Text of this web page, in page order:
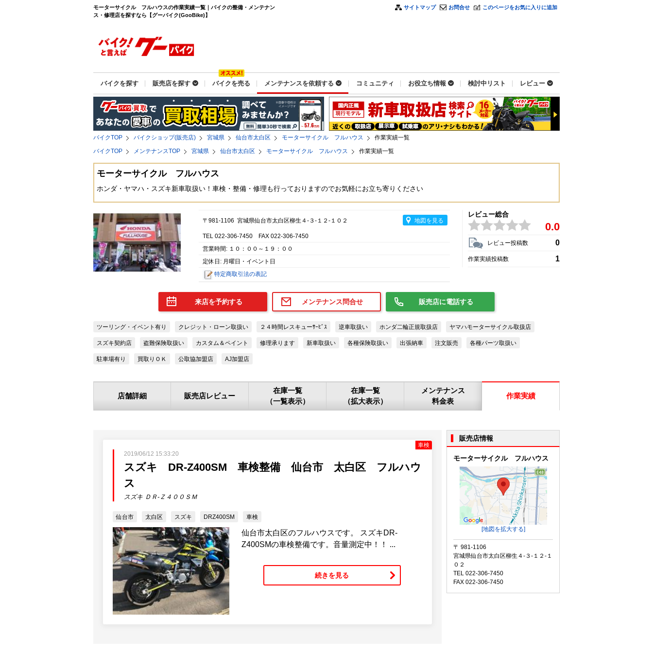
モーターサイクル フルハウスの作業実績一覧｜バイクの整備・メンテナン
ス・修理店を探すなら【グーバイク(GooBike)】
サイトマップ お問合せ このページをお気に入りに追加
バイクを探す 販売店を探す バイクを売る メンテナンスを依頼する コミュニティ お役立ち情報 検討中リスト レビュー
バイクTOP バイクショップ(販売店) 宮城県 仙台市太白区 モーターサイクル フルハウス
作業実績一覧
バイクTOP
メンテナンスTOP 宮城県 仙台市太白区 モーターサイクル フルハウス 作業実績一覧
モーターサイクル フルハウス
ホンダ・ヤマハ・スズキ新車取扱い！車検・整備・修理も行っておりますのでお気軽にお立ち寄りください
〒981-1106 宮城県仙台市太白区柳生４-３-１２-１０２ 地図を見る
TEL 022-306-7450 FAX 022-306-7450
営業時間: １０：００～１９：００
定休日: 月曜日・イベント日
特定商取引法の表記
レビュー総合
0.0
レビュー投稿数 0
作業実績投稿数 1
来店を予約する メンテナンス問合せ 販売店に電話する
ツーリング・イベント有り クレジット・ローン取扱い ２４時間レスキューｻｰﾋﾞｽ 逆車取扱い ホンダ二輪正規取扱店 ヤマハモーターサイクル取扱店
スズキ契約店 盗難保険取扱い カスタム＆ペイント 修理承ります 新車取扱い 各種保険取扱い 出張納車 注文販売 各種パーツ取扱い
駐車場有り 買取りＯＫ 公取協加盟店 AJ加盟店
店舗詳細 販売店レビュー
在庫一覧
（一覧表示）
在庫一覧
（拡大表示）
メンテナンス
料金表
作業実績
車検
2019/06/12 15:33:20
スズキ DR-Z400SM 車検整備 仙台市 太白区 フルハウ
ス
スズキ ＤＲ-Ｚ４００ＳＭ
仙台市 太白区 スズキ DRZ400SM 車検
仙台市太白区のフルハウスです。 スズキDR‐
Z400SMの車検整備です。音量測定中！！ ...
続きを見る
販売店情報
モーターサイクル フルハウス
[地図を拡大する]
〒 981-1106
宮城県仙台市太白区柳生４-３-１２-１
０２
TEL 022-306-7450
FAX 022-306-7450